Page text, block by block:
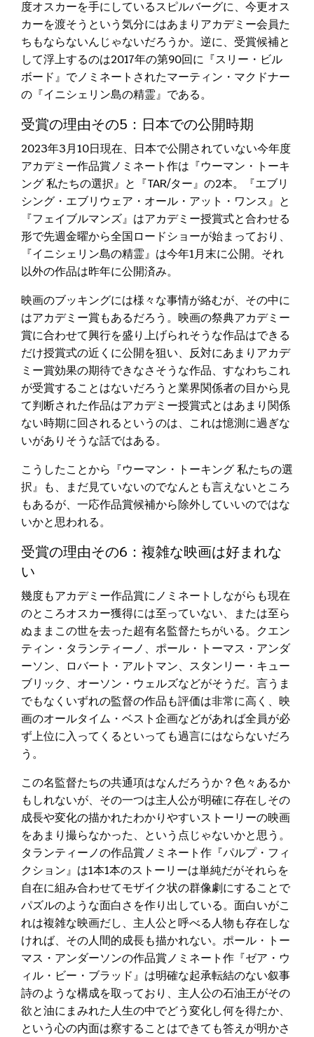
度オスカーを手にしているスピルバーグに、今更オス
カーを渡そうという気分にはあまりアカデミー会員た
ちもならないんじゃないだろうか。逆に、受賞候補と
して浮上するのは2017年の第90回に『スリー・ビル
ボード』でノミネートされたマーティン・マクドナー
の『イニシェリン島の精霊』である。
受賞の理由その5：日本での公開時期
2023年3月10日現在、日本で公開されていない今年度
アカデミー作品賞ノミネート作は『ウーマン・トーキ
ング 私たちの選択』と『TAR/ター』の2本。『エブリ
シング・エブリウェア・オール・アット・ワンス』と
『フェイブルマンズ』はアカデミー授賞式と合わせる
形で先週金曜から全国ロードショーが始まっており、
『イニシェリン島の精霊』は今年1月末に公開。それ
以外の作品は昨年に公開済み。
映画のブッキングには様々な事情が絡むが、その中に
はアカデミー賞もあるだろう。映画の祭典アカデミー
賞に合わせて興行を盛り上げられそうな作品はできる
だけ授賞式の近くに公開を狙い、反対にあまりアカデ
ミー賞効果の期待できなさそうな作品、すなわちこれ
が受賞することはないだろうと業界関係者の目から見
て判断された作品はアカデミー授賞式とはあまり関係
ない時期に回されるというのは、これは憶測に過ぎな
いがありそうな話ではある。
こうしたことから『ウーマン・トーキング 私たちの選
択』も、まだ見ていないのでなんとも言えないところ
もあるが、一応作品賞候補から除外していいのではな
いかと思われる。
受賞の理由その6：複雑な映画は好まれな
い
幾度もアカデミー作品賞にノミネートしながらも現在
のところオスカー獲得には至っていない、または至ら
ぬままこの世を去った超有名監督たちがいる。クエン
ティン・タランティーノ、ポール・トーマス・アンダ
ーソン、ロバート・アルトマン、スタンリー・キュー
ブリック、オーソン・ウェルズなどがそうだ。言うま
でもなくいずれの監督の作品も評価は非常に高く、映
画のオールタイム・ベスト企画などがあれば全員が必
ず上位に入ってくるといっても過言にはならないだろ
う。
この名監督たちの共通項はなんだろうか？色々あるか
もしれないが、その一つは主人公が明確に存在しその
成長や変化の描かれたわかりやすいストーリーの映画
をあまり撮らなかった、という点じゃないかと思う。
タランティーノの作品賞ノミネート作『パルプ・フィ
クション』は1本1本のストーリーは単純だがそれらを
自在に組み合わせてモザイク状の群像劇にすることで
パズルのような面白さを作り出している。面白いがこ
れは複雑な映画だし、主人公と呼べる人物も存在しな
ければ、その人間的成長も描かれない。ポール・トー
マス・アンダーソンの作品賞ノミネート作『ゼア・ウ
ィル・ビー・ブラッド』は明確な起承転結のない叙事
詩のような構成を取っており、主人公の石油王がその
欲と油にまみれた人生の中でどう変化し何を得たか、
という心の内面は察することはできても答えが明かさ